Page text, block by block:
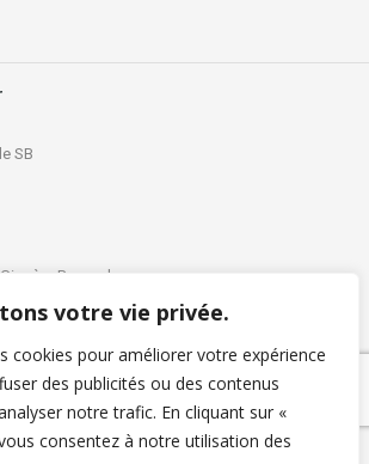
votre vie privée.
cookies pour améliorer votre expérience
des publicités ou des contenus
notre trafic. En cliquant sur «
consentez à notre utilisation des
Politique de confidentialité
- Tous droits réservés